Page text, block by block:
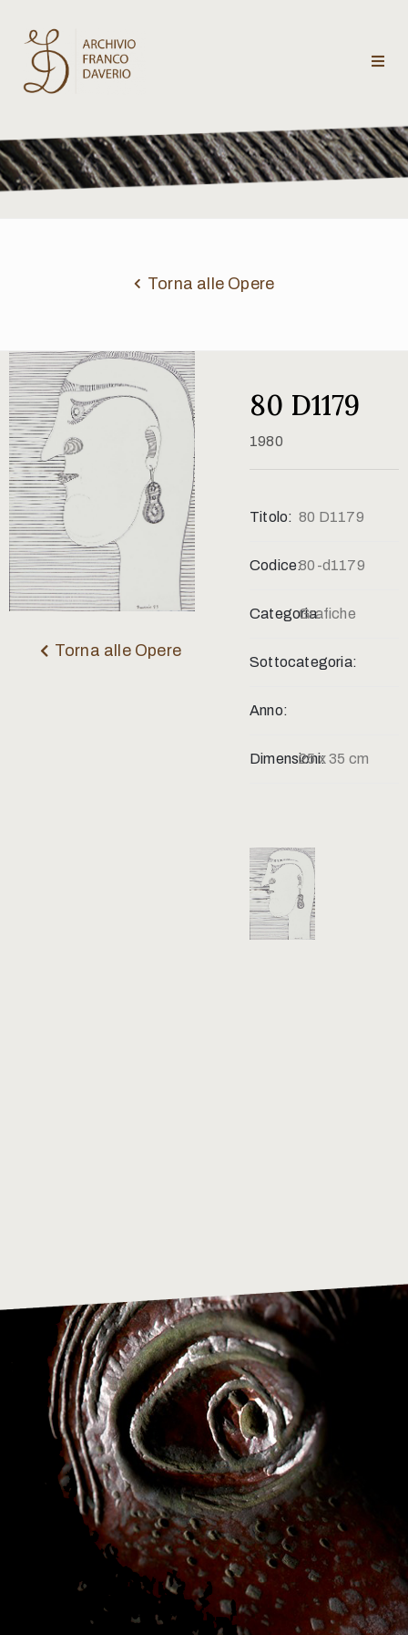
Archivio
Franco
Daverio
critici
Contatti
Torna alle Opere
Torna alle Opere
80 D1179
1980
Titolo: 80 D1179
Codice:80-d1179
Categoria:Grafiche
Sottocategoria:
Anno:
Dimensioni:25 x 35 cm